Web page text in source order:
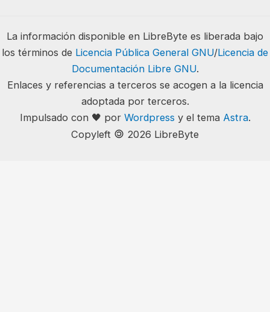
La información disponible en LibreByte es liberada bajo
los términos de Licencia Pública General GNU/Licencia de
Documentación Libre GNU.
Enlaces y referencias a terceros se acogen a la licencia
adoptada por terceros.
Impulsado con 🖤 por Wordpress y el tema Astra.
Copyleft 🄯 2026 LibreByte